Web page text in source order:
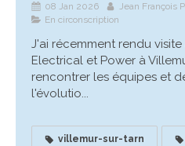
08 Jan 2026
Jean François
En circonscription
J'ai récemment rendu
Electrical et Power à
rencontrer les équipes et
l'évolutio...
villemur-sur-tarn